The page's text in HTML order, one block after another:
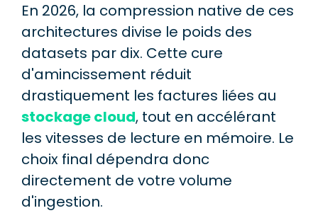
En 2026, la compression native de ces
architectures divise le poids des
datasets par dix. Cette cure
d'amincissement réduit
drastiquement les factures liées au
stockage cloud, tout en accélérant
les vitesses de lecture en mémoire. Le
choix final dépendra donc
directement de votre volume
d'ingestion.